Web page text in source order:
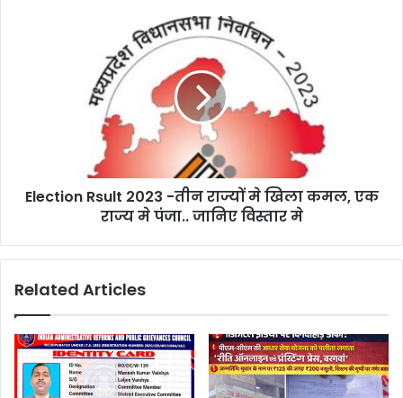
Election Rsult 2023 -तीन राज्यों मे खिला कमल, एक
राज्य मे पंजा.. जानिए विस्तार मे
Related Articles